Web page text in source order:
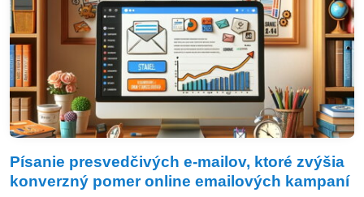
Písanie presvedčivých e-mailov, ktoré zvýšia
konverzný pomer online emailových kampaní